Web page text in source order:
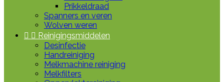
Prikkeldraad
Spanners en veren
Wolven weren
  Reinigingsmiddelen
Desinfectie
Handreiniging
Melkmachine reiniging
Melkfilters